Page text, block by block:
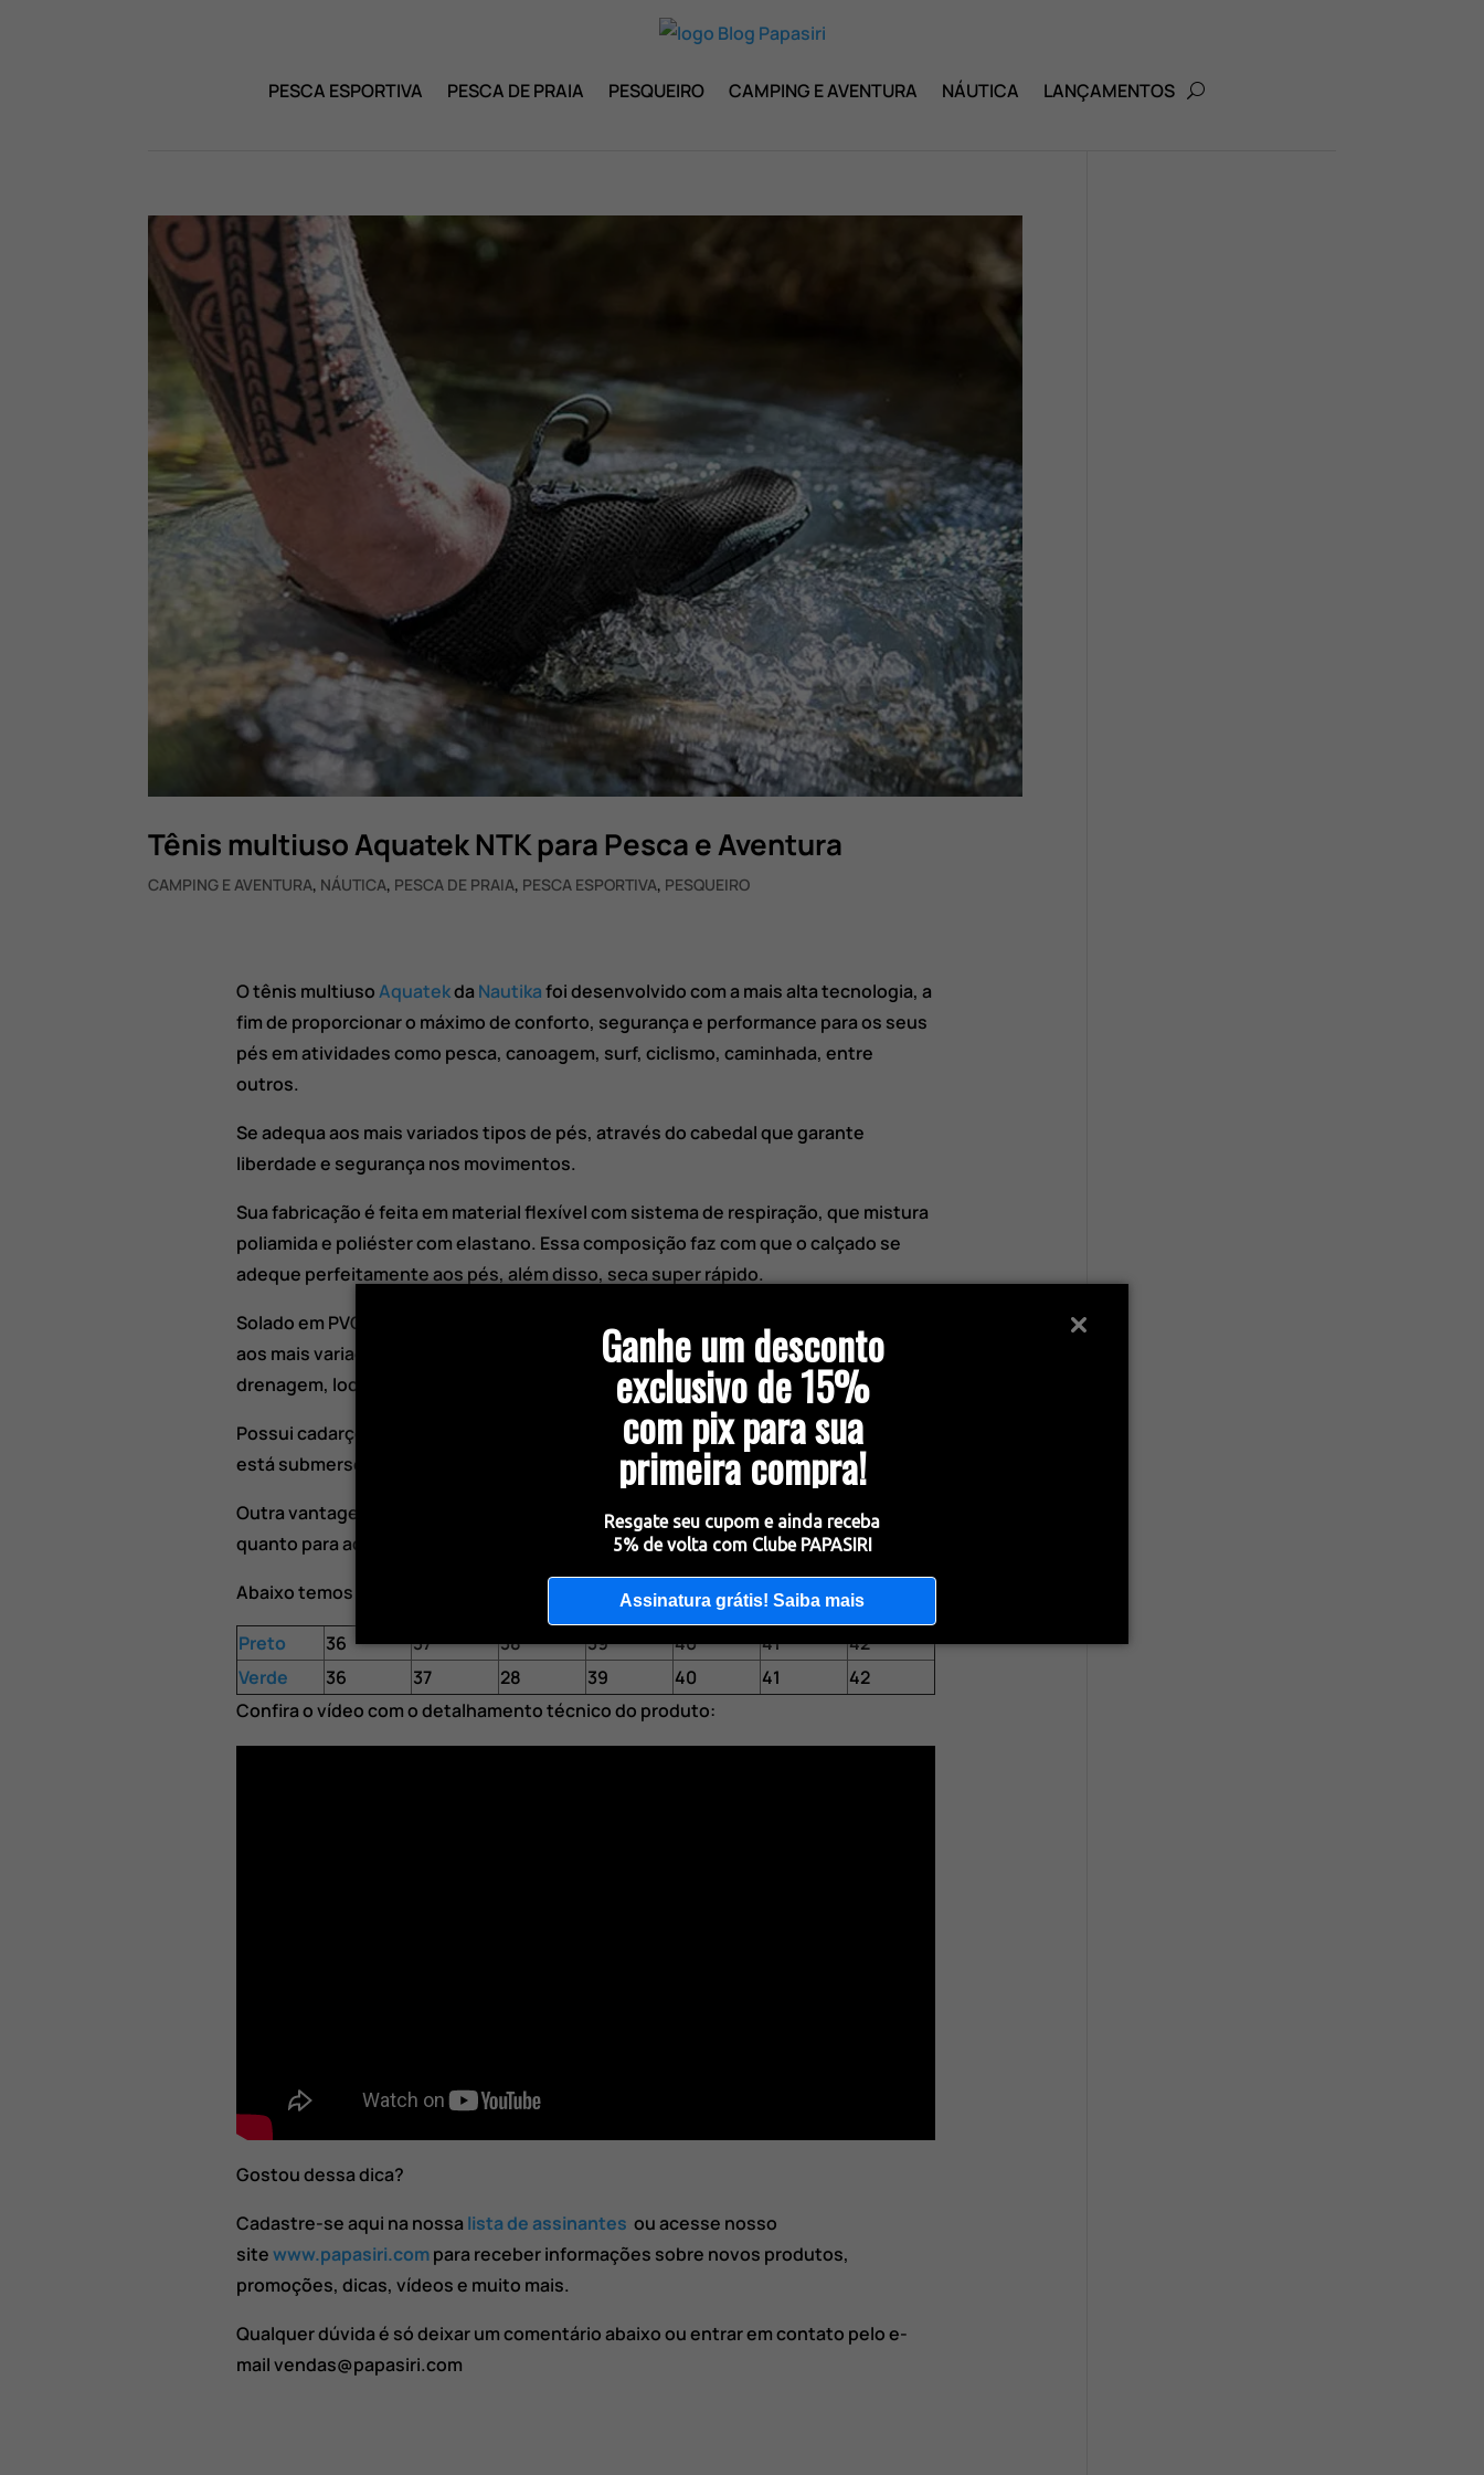
Ganhe um desconto
exclusivo de 15%
com pix para sua
primeira compra!
Resgate seu cupom e ainda receba
5% de volta com Clube PAPASIRI
Assinatura grátis! Saiba mais
PESCA ESPORTIVA PESCA DE PRAIA PESQUEIRO CAMPING E AVENTURA NÁUTICA LANÇAMENTOS
Tênis multiuso Aquatek NTK para Pesca e Aventura
CAMPING E AVENTURA, NÁUTICA, PESCA DE PRAIA, PESCA ESPORTIVA, PESQUEIRO
O tênis multiusoAquatekda Nautikafoi desenvolvido com a mais alta tecnologia, a
fim de proporcionar o máximo de conforto, segurança e performance para os seus
pés em atividades como pesca, canoagem, surf, ciclismo, caminhada, entre
outros.
Se adequa aos mais variados tipos de pés, através do cabedal que garante
liberdade e segurança nos movimentos.
Sua fabricação é feita em material flexível com sistema de respiração, que mistura
poliamida e poliéster com elastano. Essa composição faz com que o calçado se
adeque perfeitamente aos pés, além disso, seca super rápido.
Solado em PVC emborrachado que quando molhado apresenta grande aderência
aos mais variados terrenos e superfícies. Conta também com sistema de
drenagem, localizado embaixo da sola para perfeito escoamento da água.
Possui cadarço ajustável que torna as caminhadas mais seguras quando o tênis
está submerso, evitando que o mesmo saia do pé.
Outra vantagem é a flexibilidade, tanto no momento de armazenar o calçado
quanto para aderência em terrenos irregulares.
Abaixo temos as cores e tamanhos disponíveis:
Preto 36 37 38 39 40 41
42
Verde
36 37 28 39 40 41
42
Confira o vídeo com o detalhamento técnico do produto:
Gostou dessa dica?
Cadastre-se aqui na nossa lista de assinantes ou acesse nosso
sitewww.papasiri.compara receber informações sobre novos produtos,
promoções, dicas, vídeos e muito mais.
Qualquer dúvida é só deixar um comentário abaixo ou entrar em contato pelo e-
mail vendas@papasiri.com